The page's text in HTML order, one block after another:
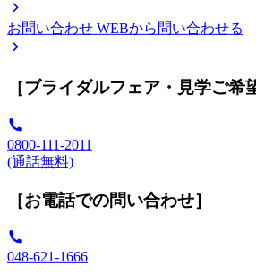
お問い合わせ WEBから問い合わせる
［ブライダルフェア・見学ご希
0800-111-2011
(通話無料)
［お電話での問い合わせ］
048-621-1666